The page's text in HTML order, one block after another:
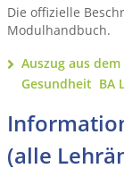
Die offizielle
Modulhandbuch.
Auszug aus
Gesundheit BA
(alle